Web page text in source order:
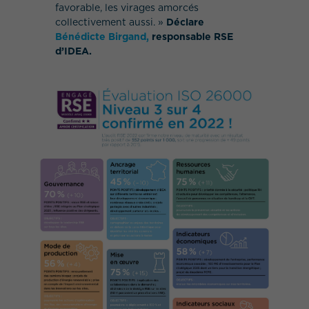
favorable, les virages amorcés
collectivement aussi. » Déclare
Bénédicte Birgand, responsable RSE
d’IDEA.